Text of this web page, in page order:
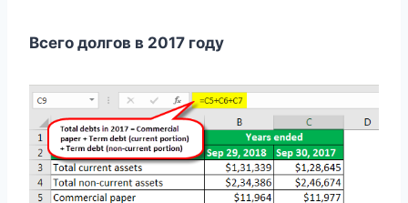
Всего долгов в 2017 году